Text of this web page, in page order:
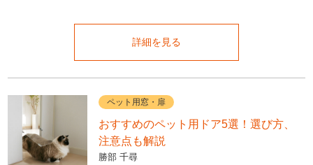
詳細を見る
ペット用窓・扉
おすすめのペット用ドア5選！選び方、
注意点も解説
勝部 千尋